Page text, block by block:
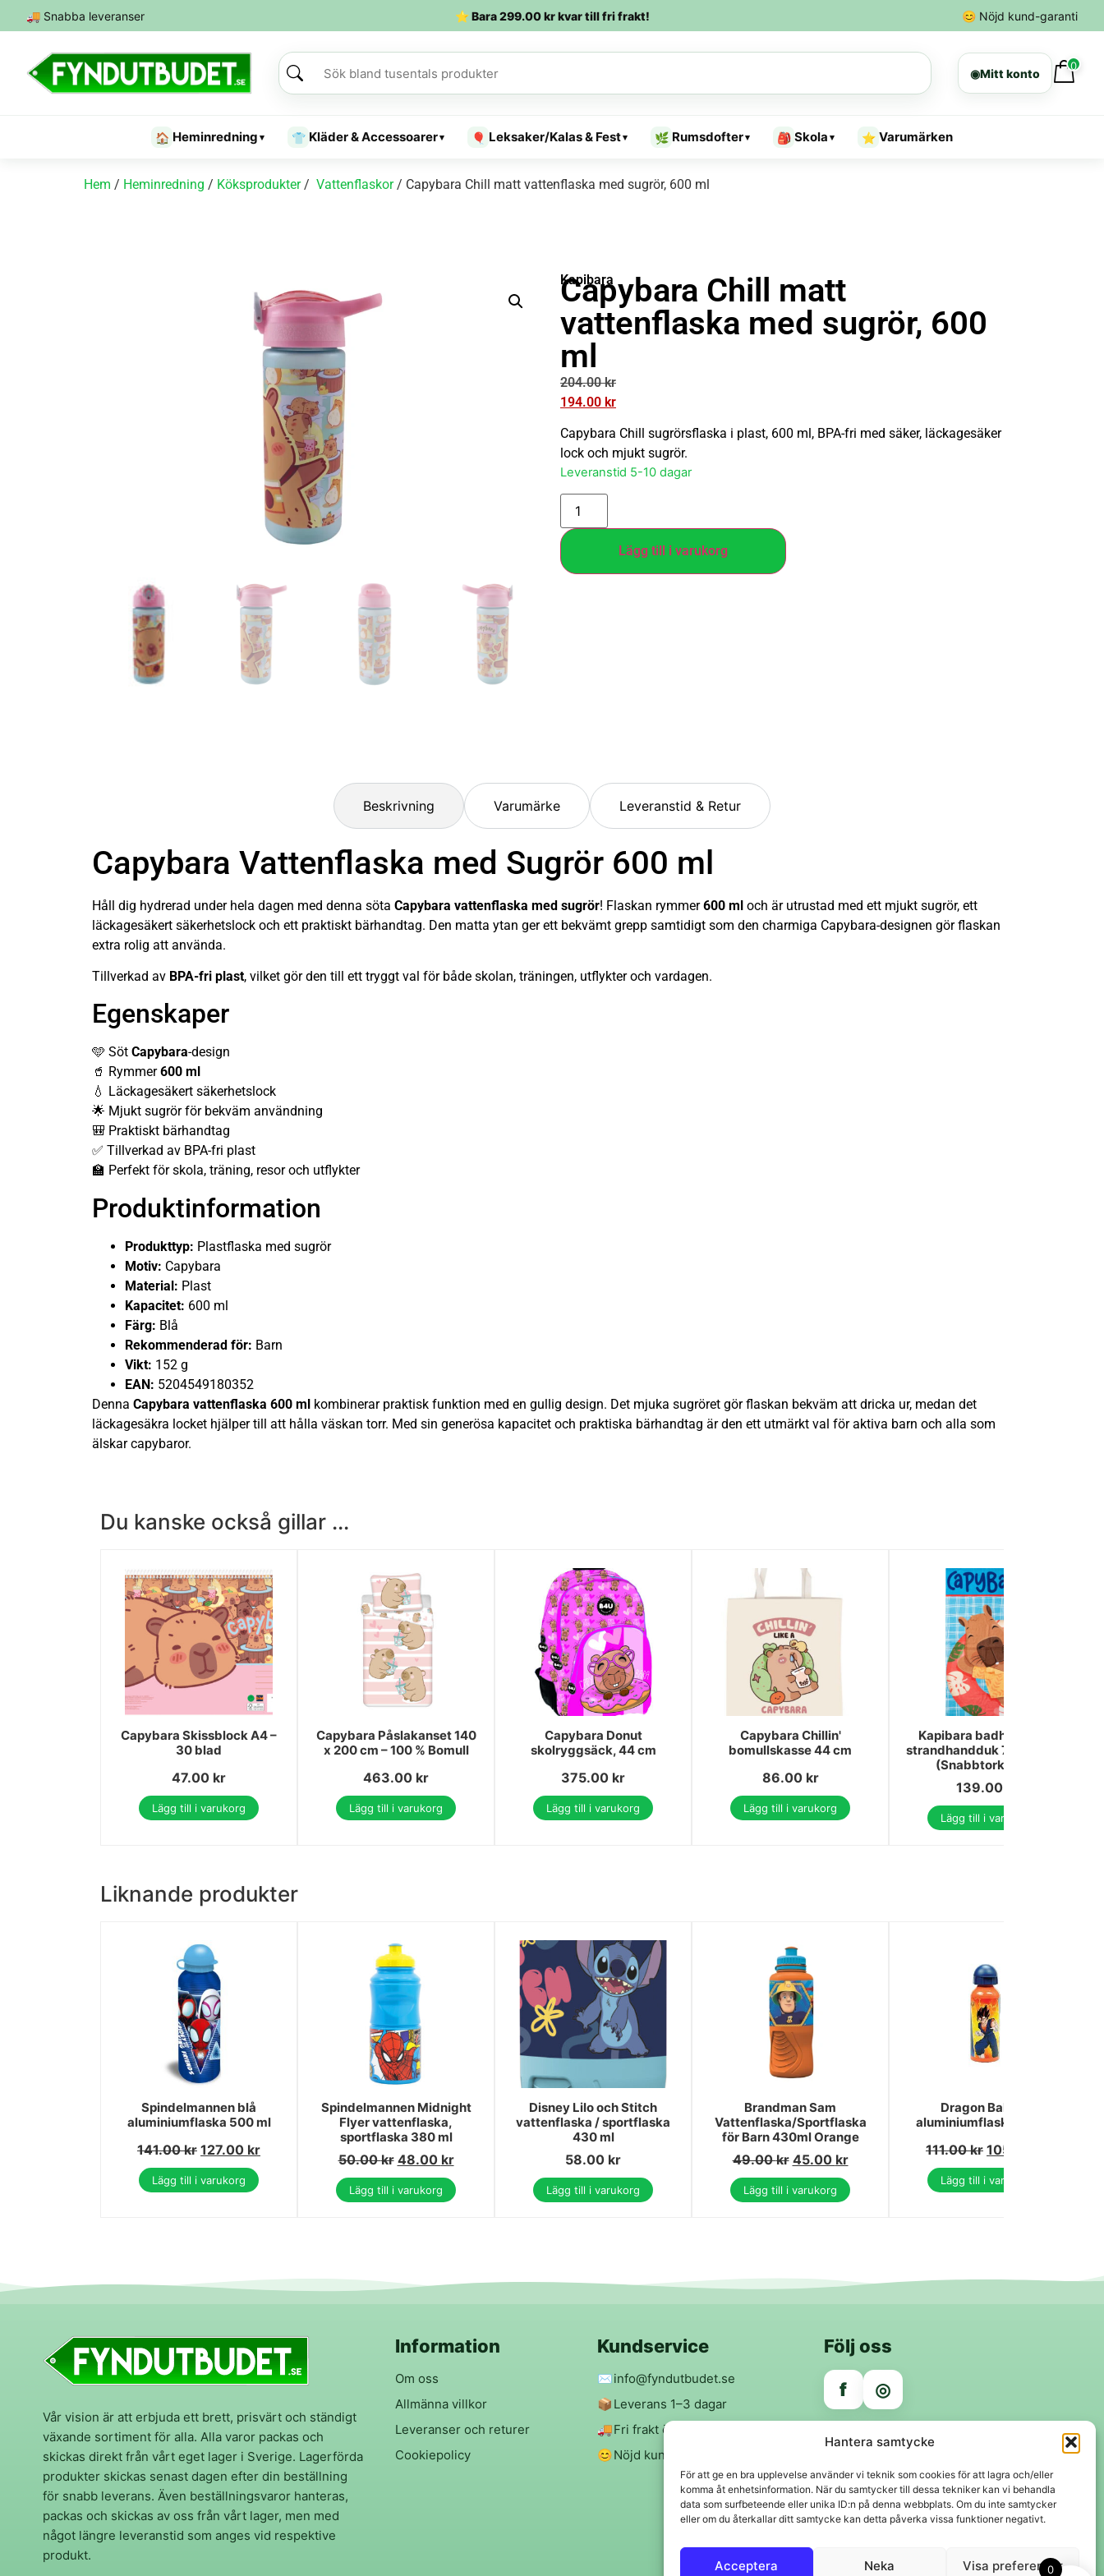
Hantera samtycke
För att ge en bra upplevelse använder vi teknik som cookies för att lagra och/eller
komma åt enhetsinformation. När du samtycker till dessa tekniker kan vi behandla
data som surfbeteende eller unika ID:n på denna webbplats. Om du inte samtycker
eller om du återkallar ditt samtycke kan detta påverka vissa funktioner negativt.
Acceptera Neka Visa preferenser
🚚 Snabba leveranser ⭐ Bara299.00krkvar till fri frakt! 😊 Nöjd kund-garanti
◉Mitt konto
0
🏠 Heminredning ▾ 👕 Kläder & Accessoarer▾ 🎈 Leksaker/Kalas & Fest▾ 🌿 Rumsdofter▾ 🎒 Skola ▾ ⭐ Varumärken
Hem / Heminredning / Köksprodukter/ Vattenflaskor/ Capybara Chill matt vattenflaska med sugrör, 600 ml
Kapibara
Capybara Chill matt
vattenflaska med sugrör, 600
ml
204.00kr
194.00 kr
Capybara Chill sugrörsflaska i plast, 600 ml, BPA-fri med säker, läckagesäker
lock och mjukt sugrör.
Leveranstid 5-10 dagar
Lägg till i varukorg
Beskrivning Varumärke Leveranstid & Retur
Capybara Vattenflaska med Sugrör 600 ml
Håll dig hydrerad under hela dagen med denna söta Capybara vattenflaska med sugrör! Flaskan rymmer600 ml och är utrustad med ett mjukt sugrör, ett
läckagesäkert säkerhetslock och ett praktiskt bärhandtag. Den matta ytan ger ett bekvämt grepp samtidigt som den charmiga Capybara-designen gör flaskan
extra rolig att använda.
Tillverkad av BPA-fri plast, vilket gör den till ett tryggt val för både skolan, träningen, utflykter och vardagen.
Egenskaper
🩵 Söt Capybara-design
🥤 Rymmer600 ml
💧 Läckagesäkert säkerhetslock
🌟 Mjukt sugrör för bekväm användning
🎒 Praktiskt bärhandtag
✅ Tillverkad av BPA-fri plast
🏫 Perfekt för skola, träning, resor och utflykter
Produktinformation
Produkttyp: Plastflaska med sugrör
Motiv: Capybara
Material: Plast
Kapacitet: 600 ml
Färg: Blå
Rekommenderad för: Barn
Vikt: 152 g
EAN: 5204549180352
Denna Capybara vattenflaska 600 ml kombinerar praktisk funktion med en gullig design. Det mjuka sugröret gör flaskan bekväm att dricka ur, medan det
läckagesäkra locket hjälper till att hålla väskan torr. Med sin generösa kapacitet och praktiska bärhandtag är den ett utmärkt val för aktiva barn och alla som
älskar capybaror.
Du kanske också gillar ...
Capybara Skissblock A4 –
30 blad
47.00 kr
Lägg till i varukorg
Capybara Påslakanset 140
x 200 cm – 100 % Bomull
463.00 kr
Lägg till i varukorg
Capybara Donut
skolryggsäck, 44 cm
375.00 kr
Lägg till i varukorg
Capybara Chillin'
bomullskasse 44 cm
86.00 kr
Lägg till i varukorg
Kapibara badhandduk,
strandhandduk 70x140 cm
(Snabbtorkande)
139.00
Lägg till i varukorg
Liknande produkter
Spindelmannen blå
aluminiumflaska 500 ml
141.00kr 127.00 kr
Lägg till i varukorg
Spindelmannen Midnight
Flyer vattenflaska,
sportflaska 380 ml
50.00kr 48.00 kr
Lägg till i varukorg
Disney Lilo och Stitch
vattenflaska / sportflaska
430 ml
58.00 kr
Lägg till i varukorg
Brandman Sam
Vattenflaska/Sportflaska
för Barn 430ml Orange
49.00kr 45.00 kr
Lägg till i varukorg
Dragon Ball Fire
aluminiumflaska 520 ml
111.00kr 105.00
Lägg till i varukorg
Vår vision är att erbjuda ett brett, prisvärt och ständigt
växande sortiment för alla. Alla varor packas och
skickas direkt från vårt eget lager i Sverige. Lagerförda
produkter skickas senast dagen efter din beställning
för snabb leverans. Även beställningsvaror hanteras,
packas och skickas av oss från vårt lager, men med
något längre leveranstid som anges vid respektive
produkt.
Information
Om oss
Allmänna villkor
Leveranser och returer
Cookiepolicy
Kundservice
✉️info@fyndutbudet.se
📦 Leverans 1–3 dagar
🚚Fri frakt över 299 kr
😊Nöjd kund-garanti
Följ oss
f ◎
Trygga betalningar
Klarna VISA Mastercard Swish
0